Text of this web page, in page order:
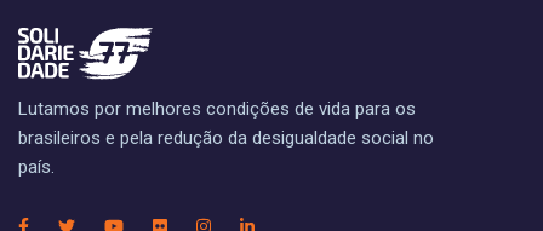
Lutamos por melhores condições de vida para os
brasileiros e pela redução da desigualdade social no
país.